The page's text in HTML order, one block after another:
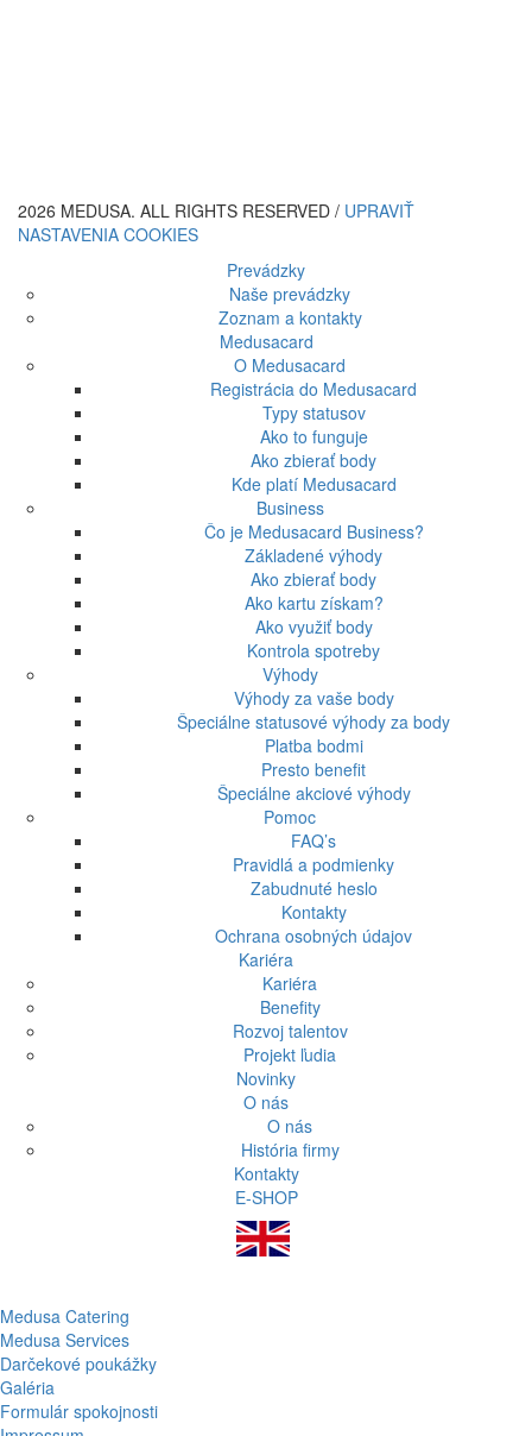
2026 MEDUSA. ALL RIGHTS RESERVED / UPRAVIŤ
NASTAVENIA COOKIES
Prevádzky
Naše prevádzky
Zoznam a kontakty
Medusacard
O Medusacard
Registrácia do Medusacard
Typy statusov
Ako to funguje
Ako zbierať body
Kde platí Medusacard
Business
Čo je Medusacard Business?
Základené výhody
Ako zbierať body
Ako kartu získam?
Ako využiť body
Kontrola spotreby
Výhody
Výhody za vaše body
Špeciálne statusové výhody za body
Platba bodmi
Presto benefit
Špeciálne akciové výhody
Pomoc
FAQ’s
Pravidlá a podmienky
Zabudnuté heslo
Kontakty
Ochrana osobných údajov
Kariéra
Kariéra
Benefity
Rozvoj talentov
Projekt ľudia
Novinky
O nás
O nás
História firmy
Kontakty
E-SHOP
Medusa Catering
Medusa Services
Darčekové poukážky
Galéria
Formulár spokojnosti